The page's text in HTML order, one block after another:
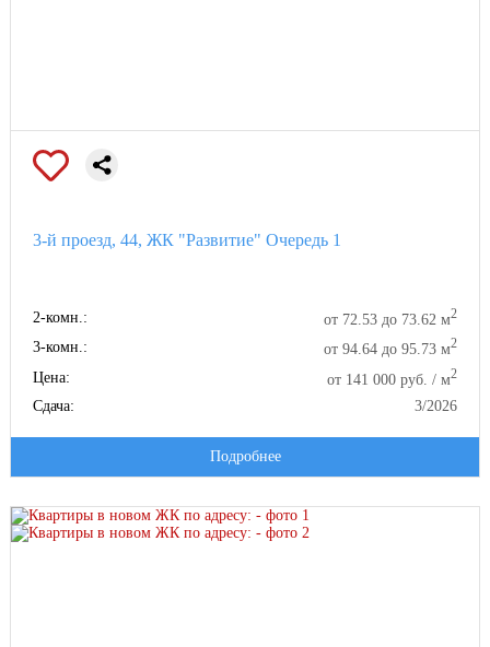
3-й проезд, 44, ЖК "Развитие" Очередь 1
2-комн.: от 72.53 до 73.62 м2
3-комн.: от 94.64 до 95.73 м2
Цена: от 141 000 руб. / м2
Сдача: 3/2026
Подробнее